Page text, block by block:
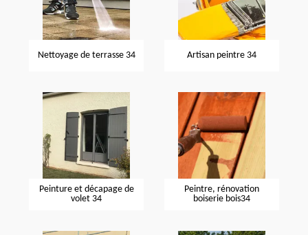
Nettoyage de terrasse 34 Artisan peintre 34
Peinture et décapage de
volet 34
Peintre, rénovation
boiserie bois34